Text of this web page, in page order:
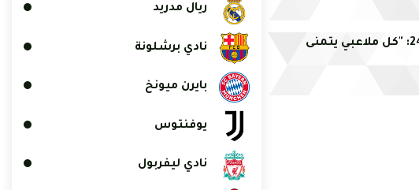
مرتضى بن وناس لفووت24: "كل ملاعبي يتمنى
ريال مدريد
نادي برشلونة
بايرن ميونخ
يوفنتوس
نادي ليفربول